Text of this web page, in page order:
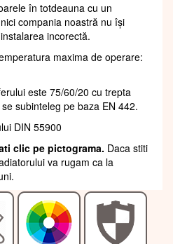
în totdeauna cu un
compania noastră nu își
incorectă.
maxima de operare:
este 75/60/20 cu trepta
subinteleg pe baza EN 442.
DIN 55900
clic pe pictograma. Daca stiti
va rugam ca la